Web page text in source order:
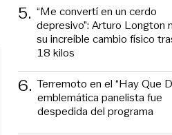
5. “Me convertí en un cerdo
depresivo”: Arturo Longton
su increíble cambio físico
18 kilos
6. Terremoto en el “Hay Que
emblemática panelista fue
despedida del programa